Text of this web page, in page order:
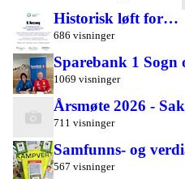
Historisk løft for…
686 visninger
Sparebank 1
1069 visninger
Årsmøte 2026 -
711 visninger
Samfunns- og
567 visninger